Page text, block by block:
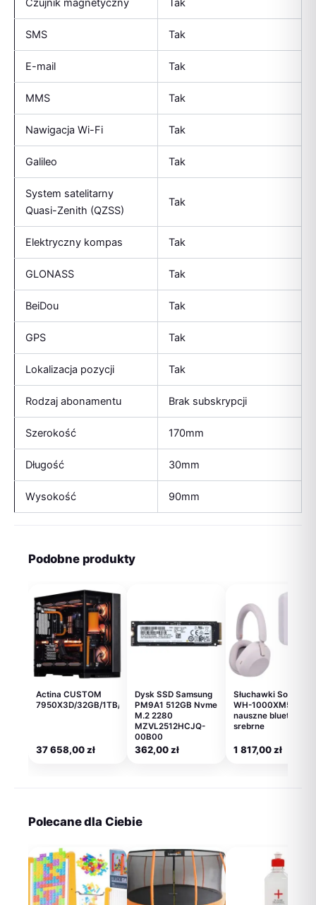
Czujnik magnetyczny Tak
SMS Tak
E-mail Tak
MMS Tak
Nawigacja Wi-Fi Tak
Galileo Tak
System satelitarny
Quasi-Zenith (QZSS)
Tak
Elektryczny kompas Tak
GLONASS Tak
BeiDou Tak
GPS Tak
Lokalizacja pozycji Tak
Rodzaj abonamentu Brak subskrypcji
Szerokość 170mm
Długość 30mm
Wysokość 90mm
Podobne produkty
Actina CUSTOM
7950X3D/32GB/1TB/RX7900XTX/1000W
37 658,00zł
Dysk SSD Samsung
PM9A1 512GB Nvme
M.2 2280
MZVL2512HCJQ-
00B00
362,00zł
Słuchawki Sony
WH-1000XM5
nauszne bluetooth
srebrne
1 817,00zł
Polecane dla Ciebie